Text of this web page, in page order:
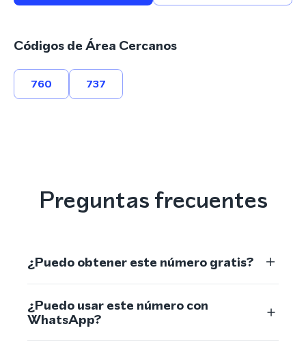
Códigos de Área Cercanos
760 737
Preguntas frecuentes
¿Puedo obtener este número gratis?
¿Puedo usar este número con
WhatsApp?